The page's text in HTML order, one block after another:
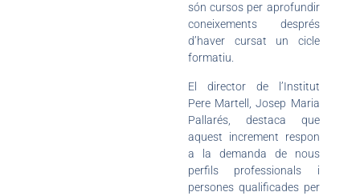
són cursos per aprofundir
coneixements després
d’haver cursat un cicle
formatiu.
El director de l’Institut
Pere Martell, Josep Maria
Pallarés, destaca que
aquest increment respon
a la demanda de nous
perfils professionals i
persones qualificades per